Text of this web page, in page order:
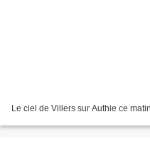
Le ciel de Villers sur Authie ce